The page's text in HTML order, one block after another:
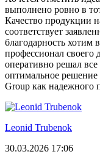
выполнено ровно в
Качество продукции
соответствует
благодарность
профессионал своего
оперативно решал
оптимальное
Group как надежного
Leonid Trubenok
30.03.2026 17:06